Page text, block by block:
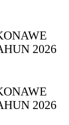
2026
2026